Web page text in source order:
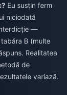
Eu susțin ferm
niciodată
—
B (multe
Realitatea
de
variază.